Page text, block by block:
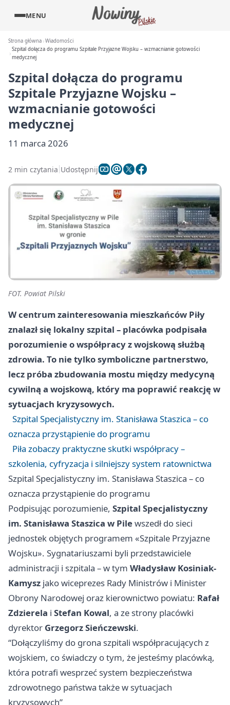
MENU
Strona główna Wiadomości
Szpital dołącza do programu Szpitale Przyjazne Wojsku – wzmacnianie gotowości
medycznej
Szpital dołącza do programu
Szpitale Przyjazne Wojsku –
wzmacnianie gotowości
medycznej
11 marca 2026
2 min czytania Udostępnij
FOT. Powiat Pilski
W centrum zainteresowania mieszkańców Piły
znalazł się lokalny szpital – placówka podpisała
porozumienie o współpracy z wojskową służbą
zdrowia. To nie tylko symboliczne partnerstwo,
lecz próba zbudowania mostu między medycyną
cywilną a wojskową, który ma poprawić reakcję w
sytuacjach kryzysowych.
Szpital Specjalistyczny im. Stanisława Staszica – co
oznacza przystąpienie do programu
Piła zobaczy praktyczne skutki współpracy –
szkolenia, cyfryzacja i silniejszy system ratownictwa
Szpital Specjalistyczny im. Stanisława Staszica – co
oznacza przystąpienie do programu
Podpisując porozumienie, Szpital Specjalistyczny
im. Stanisława Staszica w Pilewszedł do sieci
jednostek objętych programem «Szpitale Przyjazne
Wojsku». Sygnatariuszami byli przedstawiciele
administracji i szpitala – w tym Władysław Kosiniak-
Kamysz jako wiceprezes Rady Ministrów i Minister
Obrony Narodowej oraz kierownictwo powiatu: Rafał
Zdzierela i Stefan Kowal, a ze strony placówki
dyrektor Grzegorz Sieńczewski.
“Dołączyliśmy do grona szpitali współpracujących z
wojskiem, co świadczy o tym, że jesteśmy placówką,
która potrafi wesprzeć system bezpieczeństwa
zdrowotnego państwa także w sytuacjach
kryzysowych”